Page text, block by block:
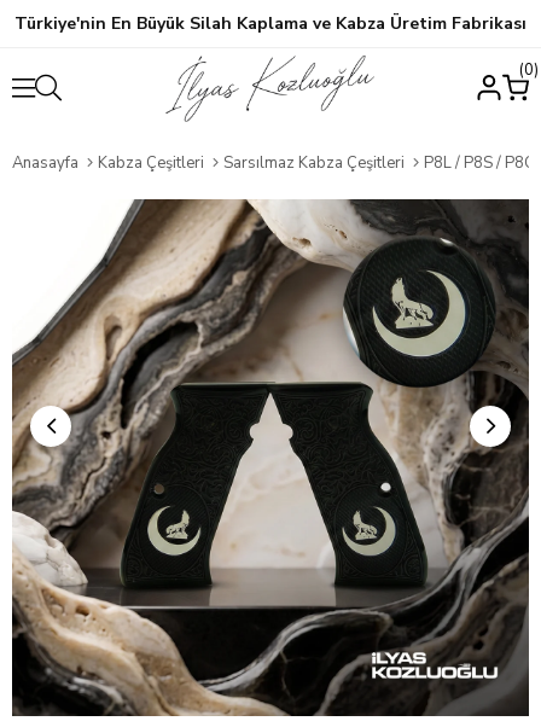
Türkiye'nin En Büyük Silah Kaplama ve Kabza Üretim Fabrikası
0
Anasayfa Kabza Çeşitleri Sarsılmaz Kabza Çeşitleri P8L / P8S / P8C